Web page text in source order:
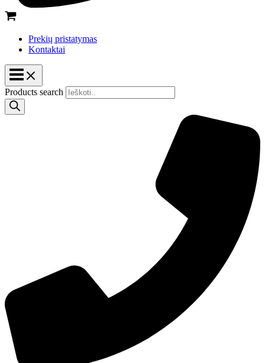
Prekių pristatymas
Kontaktai
Products search